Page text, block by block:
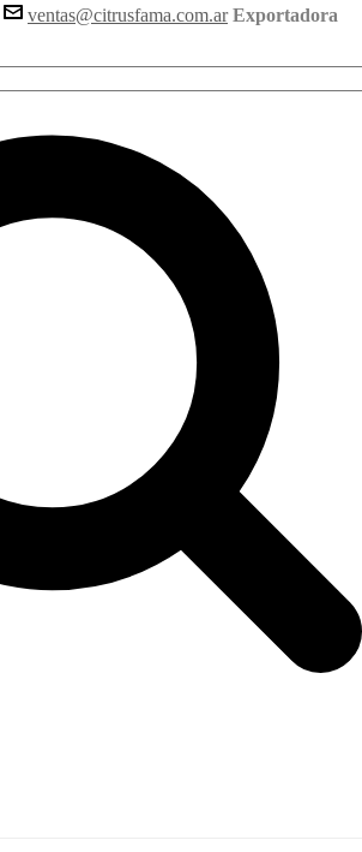
ventas@citrusfama.com.ar Exportadora